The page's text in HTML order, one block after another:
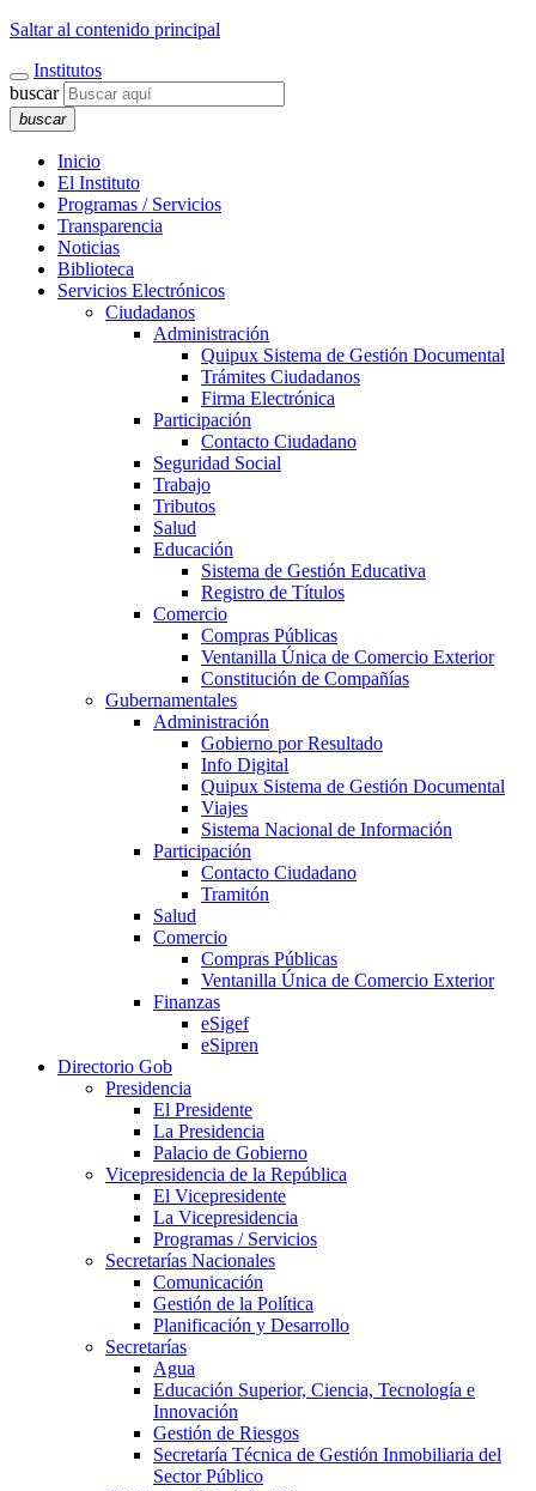
Saltar al contenido principal
Institutos
buscar
buscar
Inicio
El Instituto
Programas / Servicios
Transparencia
Noticias
Biblioteca
Servicios Electrónicos
Ciudadanos
Administración
Quipux Sistema de Gestión Documental
Trámites Ciudadanos
Firma Electrónica
Participación
Contacto Ciudadano
Seguridad Social
Trabajo
Tributos
Salud
Educación
Sistema de Gestión Educativa
Registro de Títulos
Comercio
Compras Públicas
Ventanilla Única de Comercio Exterior
Constitución de Compañías
Gubernamentales
Administración
Gobierno por Resultado
Info Digital
Quipux Sistema de Gestión Documental
Viajes
Sistema Nacional de Información
Participación
Contacto Ciudadano
Tramitón
Salud
Comercio
Compras Públicas
Ventanilla Única de Comercio Exterior
Finanzas
eSigef
eSipren
Directorio Gob
Presidencia
El Presidente
La Presidencia
Palacio de Gobierno
Vicepresidencia de la República
El Vicepresidente
La Vicepresidencia
Programas / Servicios
Secretarías Nacionales
Comunicación
Gestión de la Política
Planificación y Desarrollo
Secretarías
Agua
Educación Superior, Ciencia, Tecnología e
Innovación
Gestión de Riesgos
Secretaría Técnica de Gestión Inmobiliaria del
Sector Público